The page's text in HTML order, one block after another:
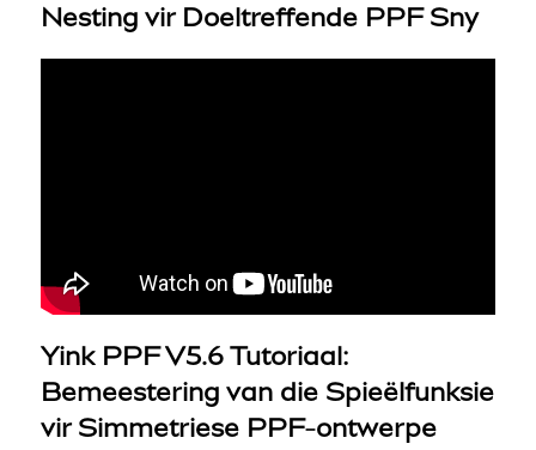
Nesting vir Doeltreffende PPF Sny
Yink PPF V5.6 Tutoriaal:
Bemeestering van die Spieëlfunksie
vir Simmetriese PPF-ontwerpe